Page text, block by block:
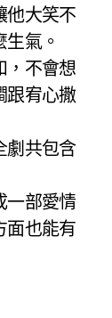
他大笑不
氣。
，不會想
跟宥心撒
劇共包含
一部愛情
面也能有